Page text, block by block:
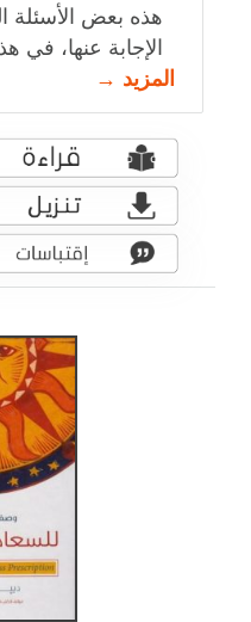
هذه بعض الأسئلة
الإجابة عنها، في
المزيد →